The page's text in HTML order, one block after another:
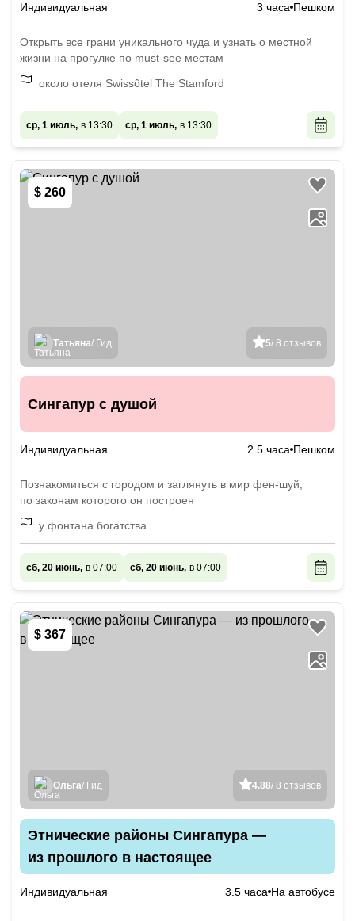
Индивидуальная 3 часа Пешком
Открыть все грани уникального чуда и узнать о местной
жизни на прогулке по must-see местам
около отеля Swissôtel The Stamford
ср, 1 июль, в 13:30 ср, 1 июль, в 13:30
$ 260
5/ 8 отзывов
Татьяна/ Гид
Сингапур с душой
Индивидуальная 2.5 часа Пешком
Познакомиться с городом и заглянуть в мир фен-шуй,
по законам которого он построен
у фонтана богатства
сб, 20 июнь, в 07:00 сб, 20 июнь, в 07:00
$ 367
4.88/ 8 отзывов
Ольга/ Гид
Этнические районы Сингапура —
из прошлого в настоящее
Индивидуальная 3.5 часа На автобусе